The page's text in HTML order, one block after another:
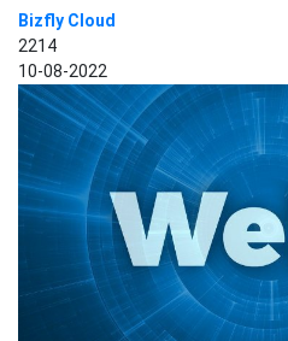
Bizfly Cloud
2214
10-08-2022